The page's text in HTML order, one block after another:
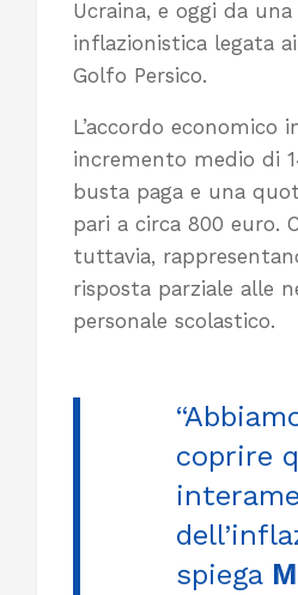
Ucraina, e oggi da
inflazionistica legata
Golfo Persico.
L’accordo economico
incremento medio di
busta paga e una
pari a circa 800 euro.
tuttavia,
risposta parziale alle
personale scolastico.
coprire
spiega